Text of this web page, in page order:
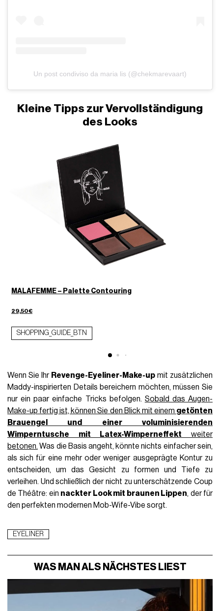
Un post condiviso da maria lis (@chekmarevaart)
Kleine Tipps zur Vervollständigung
des Looks
MALAFEMME – Palette Contouring
29,50€
SHOPPING_GUIDE_BTN
Wenn Sie Ihr Revenge-Eyeliner-Make-up mit zusätzlichen
Maddy-inspirierten Details bereichern möchten, müssen Sie
nur ein paar einfache Tricks befolgen. Sobald das Augen-
Make-up fertig ist, können Sie den Blick mit einem getönten
Brauengel und einer voluminisierenden
Wimperntusche
mit Latex-Wimperneffekt weiter
betonen. Was die Basis angeht, könnte nichts einfacher sein,
als sich für eine mehr oder weniger ausgeprägte Kontur zu
entscheiden, um das Gesicht zu formen und Tiefe zu
verleihen. Und schließlich der nicht zu unterschätzende Coup
de Théâtre: ein nackter Look mit braunen Lippen, der für
den perfekten modernen Mob-Wife-Vibe sorgt.
EYELINER
WAS MAN ALS NÄCHSTES LIEST